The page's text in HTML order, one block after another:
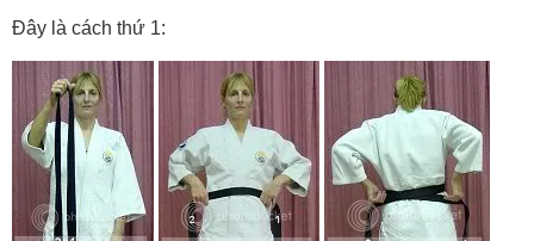
Đây là cách thứ 1: